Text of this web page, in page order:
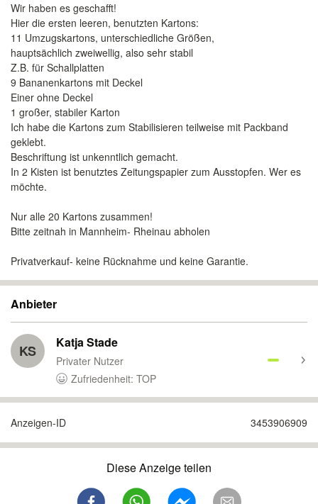
Wir haben es geschafft!
Hier die ersten leeren, benutzten Kartons:
11 Umzugskartons, unterschiedliche Größen,
hauptsächlich zweiwellig, also sehr stabil
Z.B. für Schallplatten
9 Bananenkartons mit Deckel
Einer ohne Deckel
1 großer, stabiler Karton
Ich habe die Kartons zum Stabilisieren teilweise mit Packband
geklebt.
Beschriftung ist unkenntlich gemacht.
In 2 Kisten ist benutztes Zeitungspapier zum Ausstopfen. Wer es
möchte.
Nur alle 20 Kartons zusammen!
Bitte zeitnah in Mannheim- Rheinau abholen
Privatverkauf- keine Rücknahme und keine Garantie.
Anbieter
KS Katja Stade
Privater Nutzer
Zufriedenheit: TOP
Anzeigen-ID 3453906909
Diese Anzeige teilen